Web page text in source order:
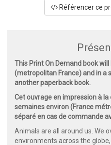
Référencer ce
This Print On Demand book
(metropolitan France) and in a
another paperback book.
Cet ouvrage en impression à
semaines environ (France
séparé en cas de commande
Animals are all around us. We
environments across the